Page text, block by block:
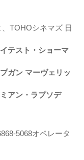
TOHOシネマズ 日
テスト・ショーマ
ガン マーヴェリッ
アン・ラプソデ
5068オペレータ